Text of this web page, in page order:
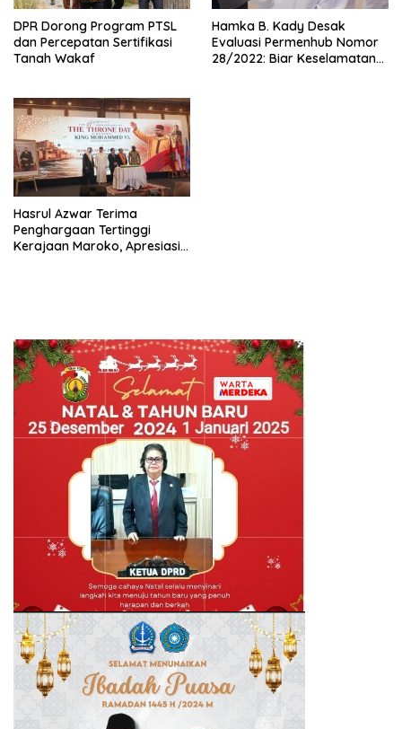
DPR Dorong Program PTSL
dan Percepatan Sertifikasi
Tanah Wakaf
Hamka B. Kady Desak
Evaluasi Permenhub Nomor
28/2022: Biar Keselamatan
Hasrul Azwar Terima
Penghargaan Tertinggi
Kerajaan Maroko, Apresiasi